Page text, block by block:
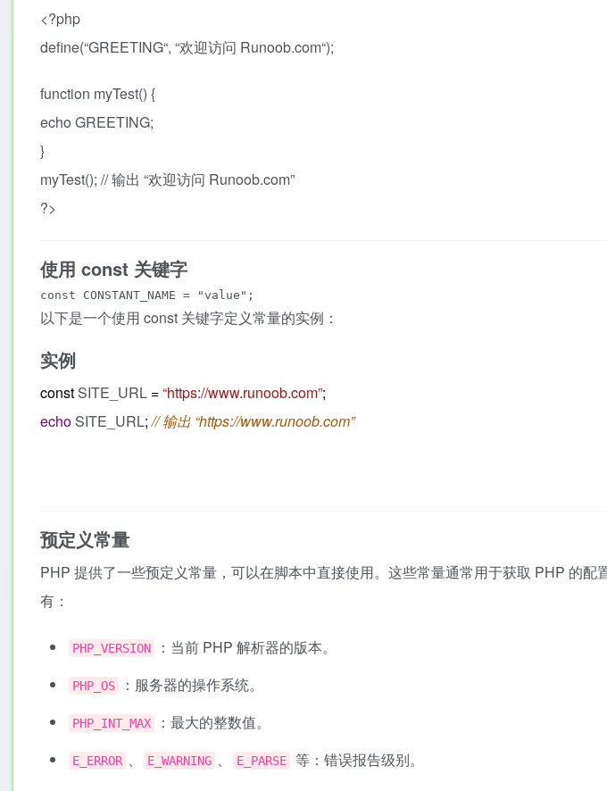
<?php
define(“GREETING“, “欢迎访问 Runoob.com“);
function myTest() {
echo GREETING;
}
myTest(); //输出 “欢迎访问 Runoob.com”
?>
使用 const 关键字
const CONSTANT_NAME = "value";
以下是一个使用 const 关键字定义常量的实例：
实例
const SITE_URL =“https://www.runoob.com”;
echo SITE_URL; // 输出 “https://www.runoob.com”
预定义常量
PHP 提供了一些预定义常量，可以在脚本中直接使用。这些常量通常用于获取 PHP 的配
有：
PHP_VERSION ：当前 PHP 解析器的版本。
PHP_OS ：服务器的操作系统。
PHP_INT_MAX ：最大的整数值。
E_ERROR 、 E_WARNING 、 E_PARSE 等：错误报告级别。